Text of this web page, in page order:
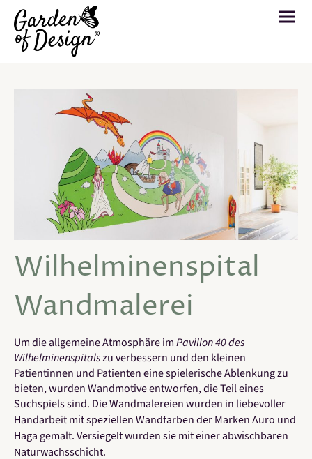
Wilhelminenspital
Wandmalerei
Um die allgemeine Atmosphäre imPavillon 40 des
Wilhelminenspitalszu verbessern und den kleinen
Patientinnen und Patienten eine spielerische Ablenkung zu
bieten, wurden Wandmotive entworfen, die Teil eines
Suchspiels sind. Die Wandmalereien wurden in liebevoller
Handarbeitmit speziellen Wandfarben der Marken Auro und
Haga gemalt. Versiegelt wurden sie mit einer abwischbaren
Naturwachsschicht.